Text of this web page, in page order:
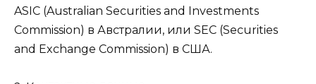
ASIC (Australian Securities and Investments
Commission) в Австралии, или SEC (Securities
and Exchange Commission) в США.